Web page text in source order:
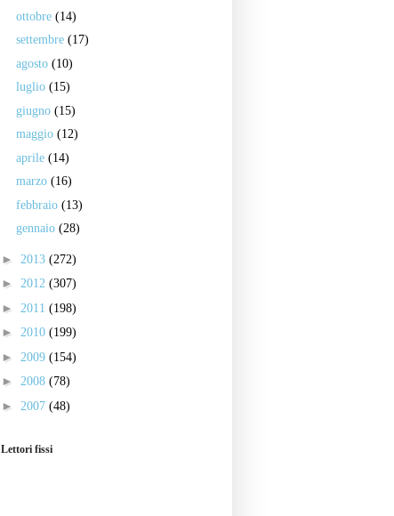
ottobre (14)
settembre (17)
agosto (10)
luglio (15)
giugno (15)
maggio (12)
aprile (14)
marzo (16)
febbraio (13)
gennaio (28)
► 2013 (272)
► 2012 (307)
► 2011 (198)
► 2010 (199)
► 2009 (154)
► 2008 (78)
► 2007 (48)
Lettori fissi